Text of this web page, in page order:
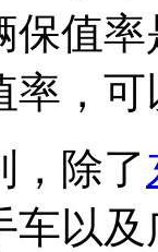
保值
率，
，除了
车以及